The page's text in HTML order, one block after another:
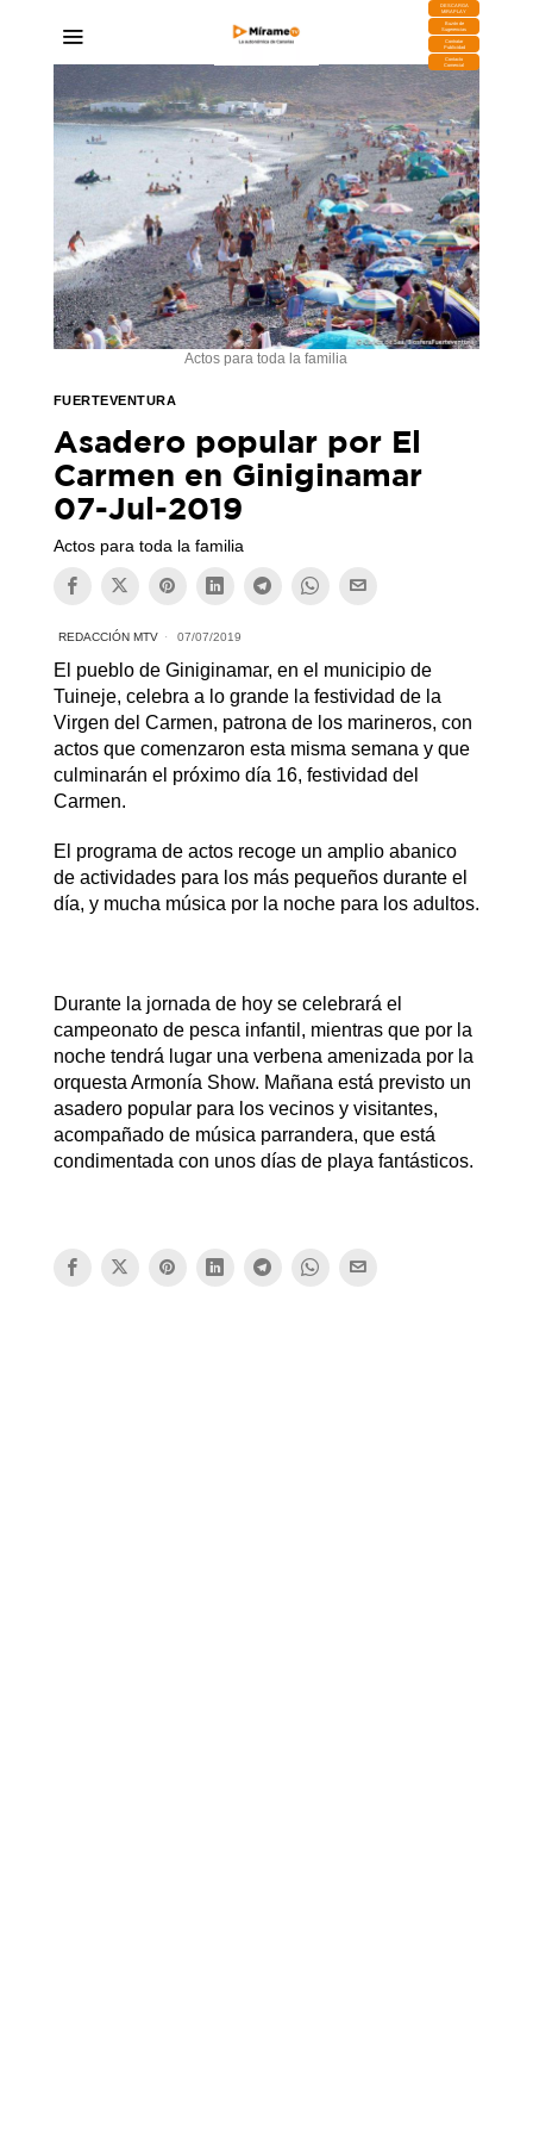
DESCARGA
MIRAPLAY
Buzón de
Sugerencias
Contratar
Publicidad
Contacto
Comercial
Actos para toda la familia
FUERTEVENTURA
Asadero popular por El
Carmen en Giniginamar
07-Jul-2019
Actos para toda la familia
REDACCIÓN MTV 07/07/2019
El pueblo de Giniginamar, en el municipio de
Tuineje, celebra a lo grande la festividad de la
Virgen del Carmen, patrona de los marineros, con
actos que comenzaron esta misma semana y que
culminarán el próximo día 16, festividad del
Carmen.
El programa de actos recoge un amplio abanico
de actividades para los más pequeños durante el
día, y mucha música por la noche para los adultos.
Durante la jornada de hoy se celebrará el
campeonato de pesca infantil, mientras que por la
noche tendrá lugar una verbena amenizada por la
orquesta Armonía Show. Mañana está previsto un
asadero popular para los vecinos y visitantes,
acompañado de música parrandera, que está
condimentada con unos días de playa fantásticos.